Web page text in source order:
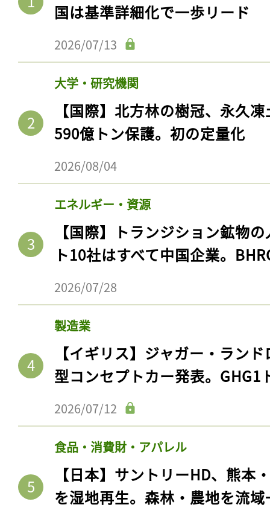
国は基準詳細化で一歩リード
2026/07/13
大学・研究機関
【国際】北方林の樹冠、永久
590億トン保護。初の定量化
2026/08/04
エネルギー・資源
【国際】トランジション鉱物
ト10社はすべて中国企業。
2026/07/28
製造業
【イギリス】ジャガー・ラン
型コンセプトカー発表。GHG1
2026/07/12
食品・消費財・アパレル
【日本】サントリーHD、熊本
を湿地再生。森林・農地を流